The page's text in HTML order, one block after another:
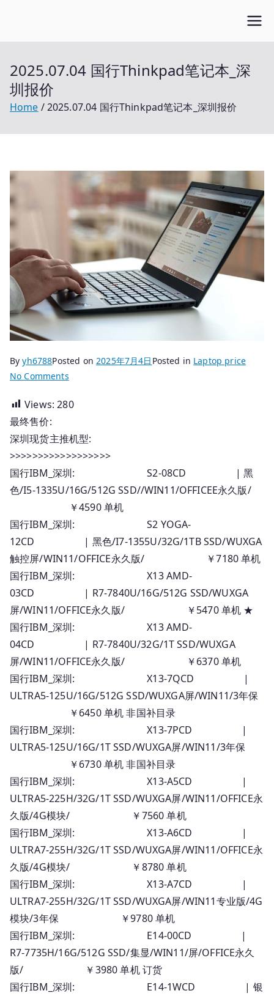
2025.07.04 国行Thinkpad笔记本_深
圳报价
Home 2025.07.04 国行Thinkpad笔记本_深圳报价
Byyh6788Posted on 2025年7月4日 Posted in Laptop price
No Commentson
国
Thinkpad
笔
记
_
深
圳
价
Views: 280
最终售价:
深圳现货主推机型:
>>>>>>>>>>>>>>>>>>
国行IBM_深圳: S2-08CD | 黑
色/I5-1335U/16G/512G SSD//WIN11/OFFICEE永久版/
￥4590 单机
国行IBM_深圳: S2 YOGA-
12CD | 黑色/I7-1355U/32G/1TB SSD/WUXGA
触控屏/WIN11/OFFICE永久版/ ￥7180 单机
国行IBM_深圳: X13 AMD-
03CD | R7-7840U/16G/512G SSD/WUXGA
屏/WIN11/OFFICE永久版/ ￥5470 单机 ★
国行IBM_深圳: X13 AMD-
04CD | R7-7840U/32G/1T SSD/WUXGA
屏/WIN11/OFFICE永久版/ ￥6370 单机
国行IBM_深圳: X13-7QCD |
ULTRA5-125U/16G/512G SSD/WUXGA屏/WIN11/3年保
￥6450 单机 非国补目录
国行IBM_深圳: X13-7PCD |
ULTRA5-125U/16G/1T SSD/WUXGA屏/WIN11/3年保
￥6730 单机 非国补目录
国行IBM_深圳: X13-A5CD |
ULTRA5-225H/32G/1T SSD/WUXGA屏/WIN11/OFFICE永
久版/4G模块/ ￥7560 单机
国行IBM_深圳: X13-A6CD |
ULTRA7-255H/32G/1T SSD/WUXGA屏/WIN11/OFFICE永
久版/4G模块/ ￥8780 单机
国行IBM_深圳: X13-A7CD |
ULTRA7-255H/32G/1T SSD/WUXGA屏/WIN11专业版/4G
模块/3年保 ￥9780 单机
国行IBM_深圳: E14-00CD |
R7-7735H/16G/512G SSD/集显/WIN11/屏/OFFICE永久
版/ ￥3980 单机 订货
国行IBM_深圳: E14-1WCD | 银